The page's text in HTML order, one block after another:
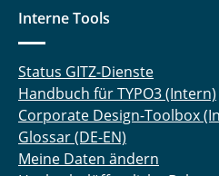
Interne Tools
Status GITZ-Dienste
Handbuch für TYPO3 (Intern)
Corporate Design-Toolbox
Glossar (DE-EN)
Meine Daten ändern